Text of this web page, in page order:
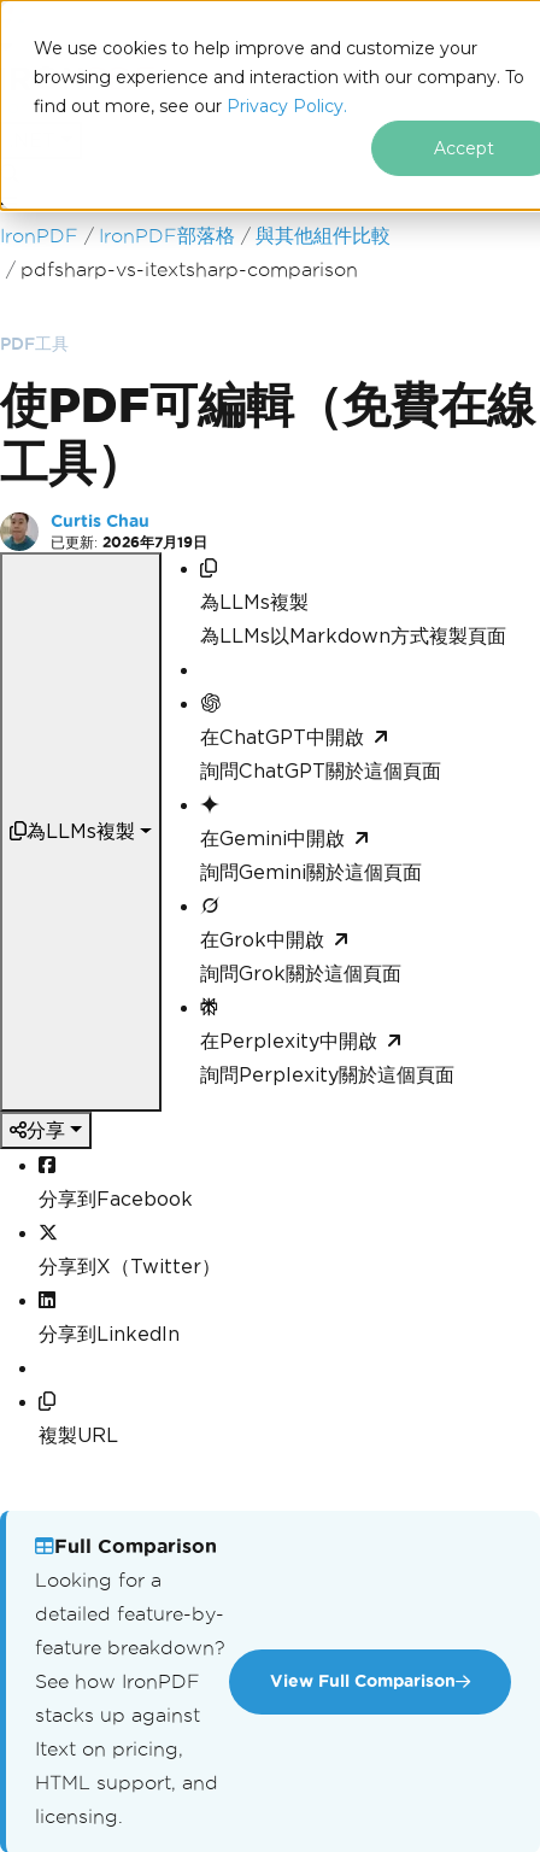
We use cookies to help improve and customize your
browsing experience and interaction with our company. To
find out more, see our Privacy Policy.
Accept
跳至頁尾內容
IronPDF IronPDF部落格
與其他組件比較
pdfsharp-vs-itextsharp-comparison
PDF工具
使PDF可編輯（免費在線
工具）
Curtis Chau
已更新: 2026年7月19日
為LLMs複製
為LLMs複製
為LLMs以Markdown方式複製頁面
在ChatGPT中開啟
詢問ChatGPT關於這個頁面
在Gemini中開啟
詢問Gemini關於這個頁面
在Grok中開啟
詢問Grok關於這個頁面
在Perplexity中開啟
詢問Perplexity關於這個頁面
分享
分享到Facebook
分享到X（Twitter）
分享到LinkedIn
複製URL
Full Comparison
Looking for a
detailed feature-by-
feature breakdown?
See how IronPDF
stacks up against
Itext on pricing,
HTML support, and
licensing.
View Full Comparison